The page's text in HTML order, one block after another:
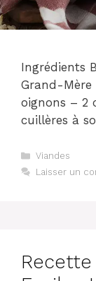
Ingrédients
Grand-
oignons – 2
cuillères à
Catégories
Viandes
Laisser un
Recette